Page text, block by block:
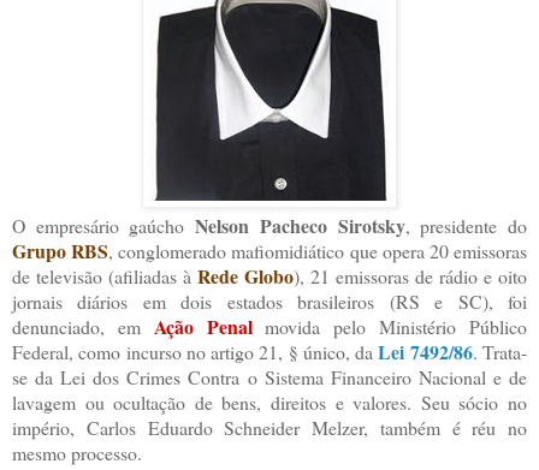
O empresário gaúchoNelson Pacheco Sirotsky, presidente do
Grupo RBS, conglomerado mafiomidiático que opera 20 emissoras
de televisão (afiliadas à Rede Globo), 21 emissoras de rádio e oito
jornais diários em dois estados brasileiros (RS e SC), foi
denunciado, em Ação Penalmovida pelo Ministério Público
Federal, como incurso no artigo 21, § único, daLei 7492/86. Trata-
se da Lei dos Crimes Contra o Sistema Financeiro Nacional e de
lavagem ou ocultação de bens, direitos e valores. Seu sócio no
império, Carlos Eduardo Schneider Melzer, também é réu no
mesmo processo.